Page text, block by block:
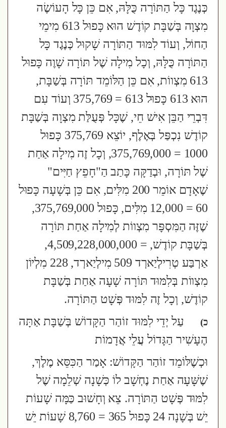
כְּנֶגֶד כָּל הַתּוֹרָה כֻּלָּהּ, אִם כֵּן כָּל הָעוֹשֶׂה
מִצְוָה בְּשַׁבָּת קוֹדֶשׁ הוּא כָּפוּל 613 מִימֵי
הַחוֹל, וְעוֹד לִמּוּד הַתּוֹרָה שָׁקוּל כְּנֶגֶד כָּל
הַתּוֹרָה כֻּלָּהּ, וְכָל מִילָה שֶׁל תּוֹרָה שָׁוֶה כָּפוּל
613 מִצְווֹת, אִם כֵּן הַלּוֹמֵד תּוֹרָה בְּשַׁבָּת,
הוּא 613 כָּפוּל 613 = 375,769 וְעוֹד עִם
דִּבְרֵי הַבֵּן אִישׁ חֵי, שֶׁכָּל פְּעֻלַּת מִצְוָה בְּשַׁבָּת
קוֹדֶשׁ נִכְפַּל בְּאֶלֶף, יוֹצֵא 375,769 כָּפוּל
1000 = 375,769,000, וְכָל זֶה מִילָה אַחַת
שֶׁל תּוֹרָה, וּבְדַקָּה כָּתַב הַ"חָפֵץ חַיִּים"
שֶׁאָדָם אוֹמֵר 200 מִלִּים, אִם כֵּן בְּשָׁעָה כָּפוּל
60 = 12,000 מִלִּים, כָּפוּל 375,769,000,
שֶׁזֶּה הַמִּסְפָּר מִצְווֹת לְמִילָה אַחַת תּוֹרָה
בְּשַׁבָּת קוֹדֶשׁ, = 4,509,228,000,000,
אַרְבַּע טְרִילְיַארְד 509 מִילְיַארְד, 228 מִלְיוֹן
מִצְווֹת בְּלִמּוּד תּוֹרָה שָׁעָה אַחַת בְּשַׁבָּת
קוֹדֶשׁ, וְכָל זֶה לִמּוּד פְּשָׁט הַתּוֹרָה.
עַל יְדֵי לִמּוּד זוֹהַר הַקָּדוֹשׁ בְּשַׁבָּת אַתָּה
הֶעָשִׁיר הַגָּדוֹל עֲלֵי אֲדָמוֹת
וּכְשֶׁלּוֹמֵד זוֹהַר הַקָּדוֹשׁ: אָמַר הַכִּסֵּא מֶלֶךְ,
שֶׁשָּׁעָה אַחַת נֶחְשָׁב לוֹ כְּשָׁנָה שְׁלֵמָה שֶׁל
לִמּוּד פְּשָׁט הַתּוֹרָה. צֵא וְחָשׁוּב כַּמָּה שָׁעוֹת
יֵשׁ בְּשָׁנָה 24 כָּפוּל 365 = 8,760 שָׁעוֹת יֵשׁ